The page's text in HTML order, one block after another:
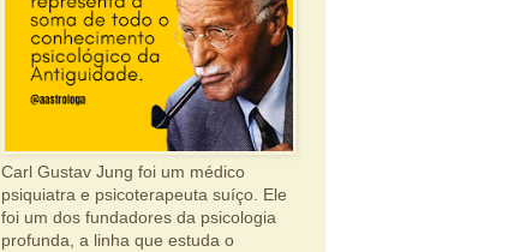
Carl Gustav Jung foi um médico
psiquiatra e psicoterapeuta suíço. Ele
foi um dos fundadores da psicologia
profunda, a linha que estuda o